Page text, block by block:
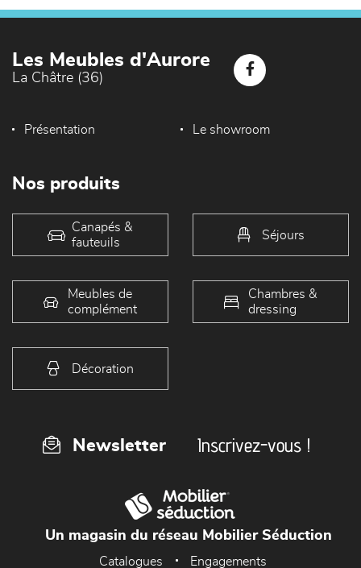
Les Meubles d'Aurore
La Châtre (36)
Présentation Le showroom
Nos produits
Canapés &
fauteuils
Séjours
Meubles de
complément
Chambres &
dressing
Décoration
Newsletter Inscrivez-vous !
Un magasin du réseau Mobilier Séduction
Catalogues Engagements